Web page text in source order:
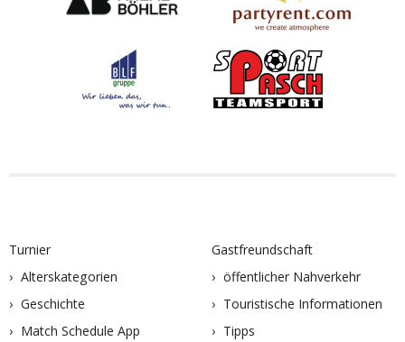
Turnier
Alterskategorien
Geschichte
Match Schedule App
Gastfreundschaft
öffentlicher Nahverkehr
Touristische Informationen
Tipps